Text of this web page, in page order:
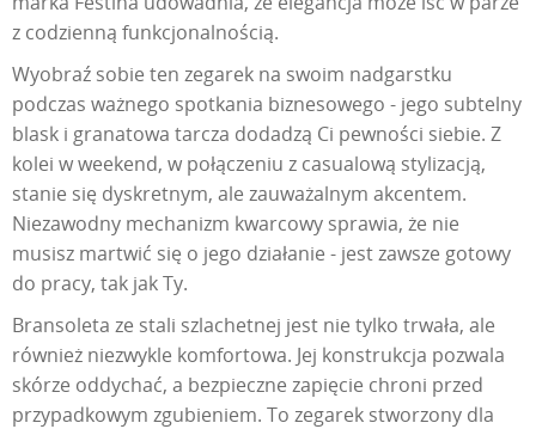
z codzienną funkcjonalnością.
Wyobraź sobie ten zegarek na swoim nadgarstku
podczas ważnego spotkania biznesowego - jego subtelny
blask i granatowa tarcza dodadzą Ci pewności siebie. Z
kolei w weekend, w połączeniu z casualową stylizacją,
stanie się dyskretnym, ale zauważalnym akcentem.
Niezawodny mechanizm kwarcowy sprawia, że nie
musisz martwić się o jego działanie - jest zawsze gotowy
do pracy, tak jak Ty.
Bransoleta ze stali szlachetnej jest nie tylko trwała, ale
również niezwykle komfortowa. Jej konstrukcja pozwala
skórze oddychać, a bezpieczne zapięcie chroni przed
przypadkowym zgubieniem. To zegarek stworzony dla